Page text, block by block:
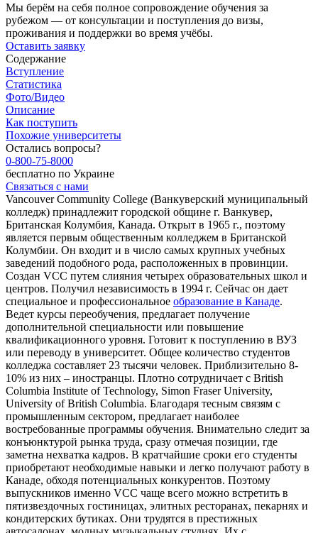
Мы берём на себя полное сопровождение обучения за
рубежом — от консультации и поступления до визы,
проживания и поддержки во время учёбы.
Оставить заявку
Содержание
Вступление
Статистика
Фото/Видео
Описание
Как поступить
Похожие университеты
Остались вопросы?
0-800-75-8000
бесплатно по Украине
Связаться с нами
Vancouver Community College (Ванкуверский муниципальный
колледж) принадлежит городской общине г. Ванкувер,
Британская Колумбия, Канада. Открыт в 1965 г., поэтому
является первым общественным колледжем в Британской
Колумбии. Он входит и в число самых крупных учебных
заведений подобного рода, расположенных в провинции.
Создан VCC путем слияния четырех образовательных школ и
центров. Получил независимость в 1994 г. Сейчас он дает
специальное и профессиональное образование в Канаде.
Ведет курсы переобучения, предлагает получение
дополнительной специальности или повышение
квалификационного уровня. Готовит к поступлению в ВУЗ
или переводу в университет. Общее количество студентов
колледжа составляет 23 тысячи человек. Приблизительно 8-
10% из них – иностранцы. Плотно сотрудничает с British
Columbia Institute of Technology, Simon Fraser University,
University of British Columbia. Благодаря тесным связям с
промышленным сектором, предлагает наиболее
востребованные программы обучения. Внимательно следит за
конъюнктурой рынка труда, сразу отмечая позиции, где
заметна нехватка кадров. В кратчайшие сроки его студенты
приобретают необходимые навыки и легко получают работу в
Канаде, обходя потенциальных конкурентов. Поэтому
выпускников именно VCC чаще всего можно встретить в
пятизвездочных гостиницах, элитных ресторанах, пекарнях и
кондитерских бутиках. Они трудятся в престижных